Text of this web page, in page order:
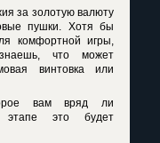
за золотую валюту
пушки. Хотя бы
комфортной игры,
что может
винтовка или
вам вряд ли
этапе это будет